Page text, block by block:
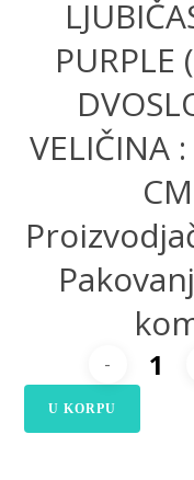
PURPLE
VELIČINA
CM
U KORPU